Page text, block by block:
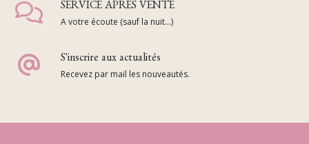
SERVICE APRÈS VENTE
A votre écoute (sauf la nuit...)
S'inscrire aux actualités
Recevez par mail les nouveautés.